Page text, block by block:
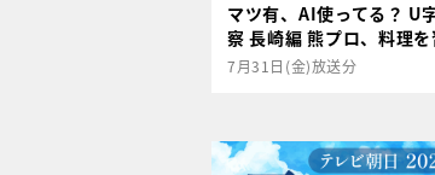
マツ有、AI使ってる？ U
察 長崎編 熊プロ、料理を
7月31日(金)放送分